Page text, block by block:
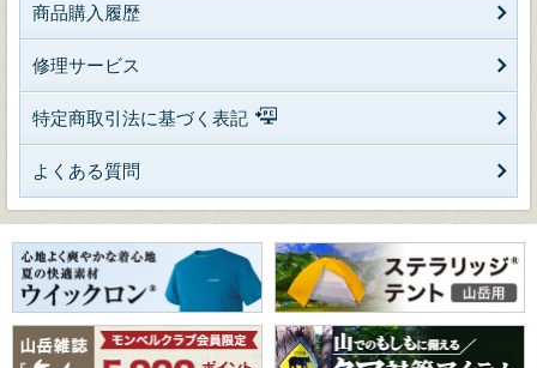
商品購入履歴
修理サービス
特定商取引法に基づく表記
よくある質問